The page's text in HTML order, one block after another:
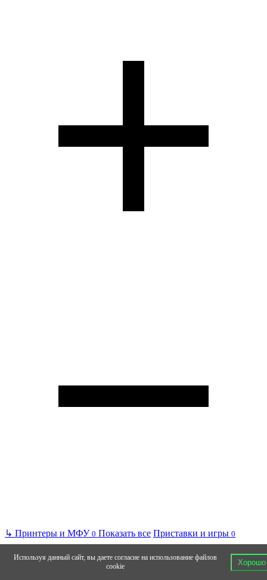
↳ Принтеры и МФУ 0 Показать все Приставки и игры 0
Используя данный сайт, вы даете согласие на использование файлов
cookie
Хорошо